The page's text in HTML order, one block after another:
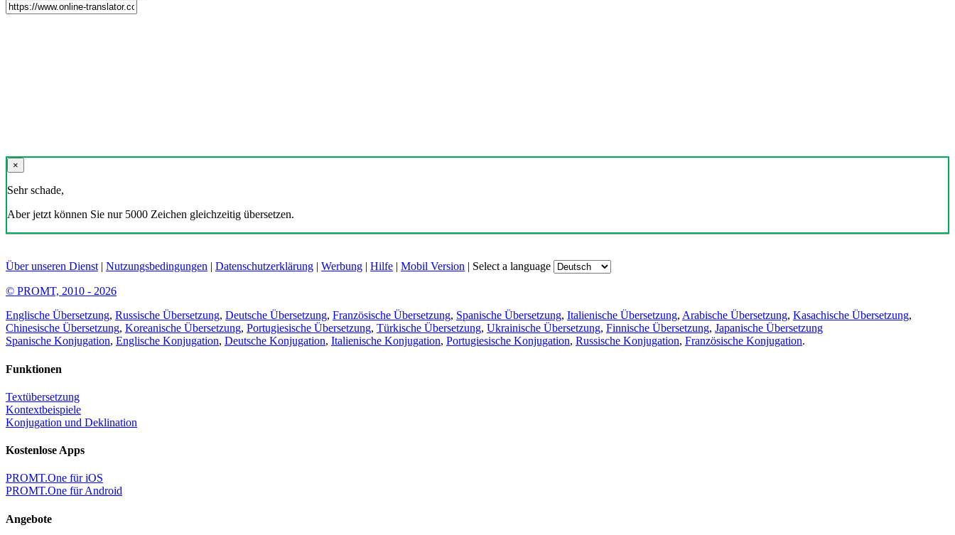
×
Sehr schade,
Aber jetzt können Sie nur 5000 Zeichen gleichzeitig übersetzen.
Über unseren Dienst| Nutzungsbedingungen | Datenschutzerklärung | Werbung | Hilfe | Mobil Version | Select a language
© PROMT, 2010 - 2026
Englische Übersetzung, Russische Übersetzung, Deutsche Übersetzung, Französische Übersetzung, Spanische Übersetzung, Italienische Übersetzung, Arabische Übersetzung, Kasachische Übersetzung,
Chinesische Übersetzung, Koreanische Übersetzung, Portugiesische Übersetzung, Türkische Übersetzung, Ukrainische Übersetzung, Finnische Übersetzung, Japanische Übersetzung
Spanische Konjugation, Englische Konjugation, Deutsche Konjugation, Italienische Konjugation, Portugiesische Konjugation, Russische Konjugation, Französische Konjugation.
Funktionen
Textübersetzung
Kontextbeispiele
Konjugation und Deklination
Kostenlose Apps
PROMT.One für iOS
PROMT.One für Android
Angebote